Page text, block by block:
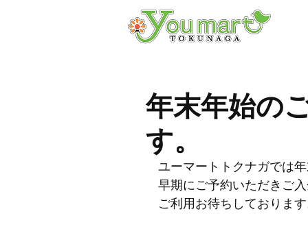
年末年始の
す。
ユーマートトクナガでは
早期にご予約いただきご
ご利用お待ちしておりま